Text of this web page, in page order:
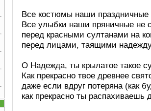
Все костюмы наши праздничные
Все улыбки наши пряничные не
перед красными султанами на
перед лицами, таящими
О Надежда, ты крылатое такое
Как прекрасно твое древнее
даже если вдруг потеряна (как
как прекрасно ты распахиваешь